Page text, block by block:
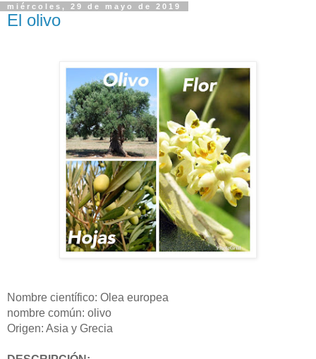
miércoles, 29 de mayo de 2019
El olivo
Nombre científico: Olea europea
nombre común: olivo
Origen: Asia y Grecia